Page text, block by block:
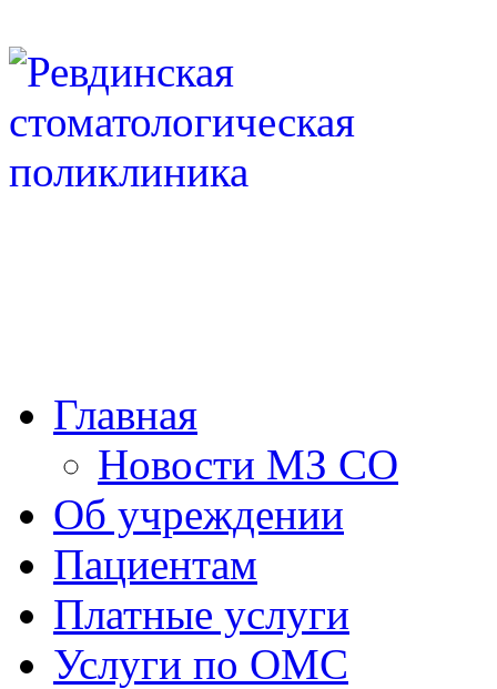
Главная
Новости МЗ СО
Об учреждении
Пациентам
Платные услуги
Услуги по ОМС